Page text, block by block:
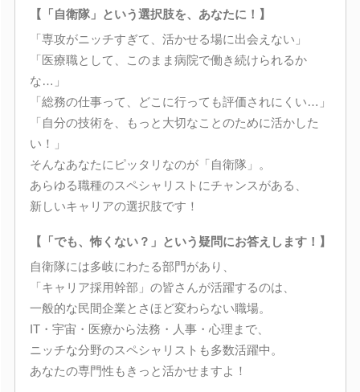
【「自衛隊」という選択肢を、あなたに！】
「専攻がニッチすぎて、活かせる場に出会えない」
「医療職として、このまま病院で働き続けられるか
な…」
「総務の仕事って、どこに行っても評価されにくい…」
「自分の技術を、もっと大切なことのために活かした
い！」
そんなあなたにピッタリなのが「自衛隊」。
あらゆる職種のスペシャリストにチャンスがある、
新しいキャリアの選択肢です！
【「でも、怖くない？」という疑問にお答えします！】
自衛隊には多岐にわたる部門があり、
「キャリア採用幹部」の皆さんが活躍するのは、
一般的な民間企業とさほど変わらない職場。
IT・宇宙・医療から法務・人事・心理まで、
ニッチな分野のスペシャリストも多数活躍中。
あなたの専門性もきっと活かせますよ！